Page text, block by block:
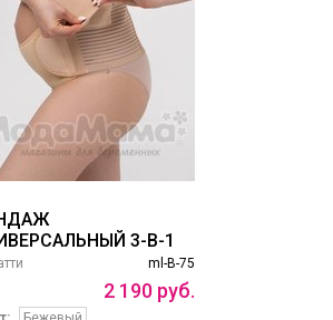
3-В-1
ml-B-75
2 190 руб.